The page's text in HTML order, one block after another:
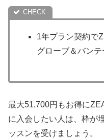
1年プラン契約で
グローブ＆バン
最大51,700円もお得に
に入会したい人は、枠が
ッスンを受けましょう。